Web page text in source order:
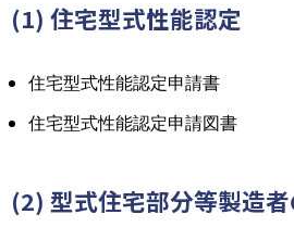
(1) 住宅型式性能認定
住宅型式性能認定申請書
住宅型式性能認定申請図書
(2) 型式住宅部分等製造